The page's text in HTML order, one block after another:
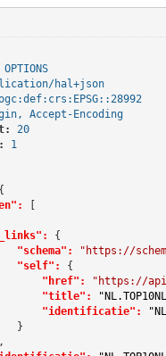
hal+json
Accept-Encoding
20
1
[
{
"schema":
"https://
"self":
{
"href":
"https://
"title":
"identificatie":
}